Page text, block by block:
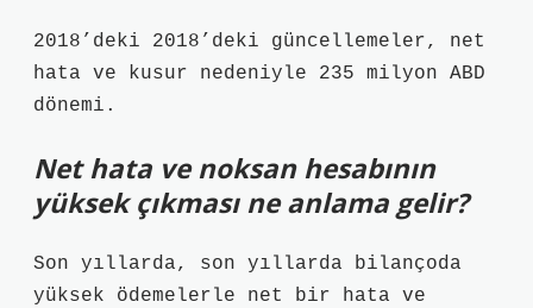
2018’deki 2018’deki güncellemeler, net
hata ve kusur nedeniyle 235 milyon ABD
dönemi.
Net hata ve noksan hesabının
yüksek çıkması ne anlama gelir?
Son yıllarda, son yıllarda bilançoda
yüksek ödemelerle net bir hata ve